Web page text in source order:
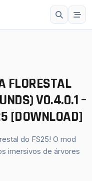
FLORESTAL
V0.4.0.1 –
[DOWNLOAD]
do FS25! O mod
imersivos de árvores